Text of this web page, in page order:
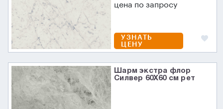
цена по запросу
УЗНАТЬ
ЦЕНУ
Шарм экстра флор
Силвер 60X60 см рет